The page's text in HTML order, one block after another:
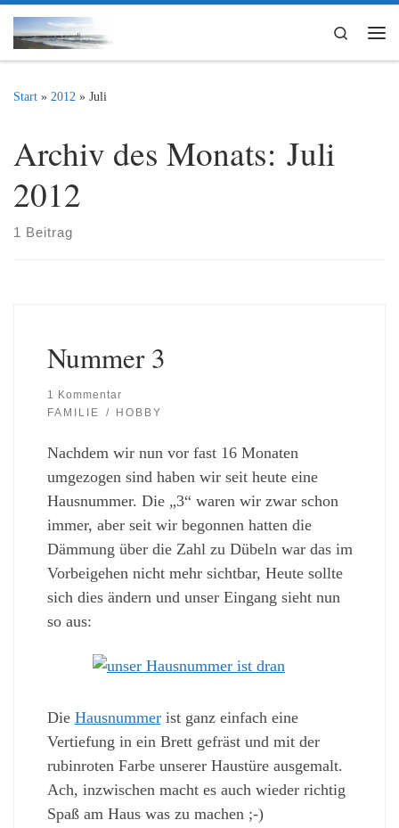
Zum Inhalt springen
Search
Start » 2012 » Juli
Archiv des Monats: Juli
2012
1 Beitrag
Nummer 3
1 Kommentar
FAMILIE
HOBBY
Nachdem wir nun vor fast 16 Monaten
umgezogen sind haben wir seit heute eine
Hausnummer. Die „3“ waren wir zwar schon
immer, aber seit wir begonnen hatten die
Dämmung über die Zahl zu Dübeln war das im
Vorbeigehen nicht mehr sichtbar, Heute sollte
sich dies ändern und unser Eingang sieht nun
so aus:
Die Hausnummerist ganz einfach eine
Vertiefung in ein Brett gefräst und mit der
rubinroten Farbe unserer Haustüre ausgemalt.
Ach, inzwischen macht es auch wieder richtig
Spaß am Haus was zu machen ;-)